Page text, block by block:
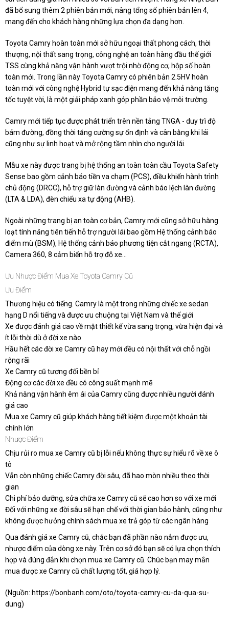
đã bổ sung thêm 2 phiên bản mới, nâng tổng số phiên bản lên 4,
mang đến cho khách hàng những lựa chọn đa dạng hơn.
Toyota Camry hoàn toàn mới sở hữu ngoại thất phong cách, thời
thượng, nội thất sang trọng, công nghệ an toàn hàng đầu thế giới
TSS cùng khả năng vận hành vượt trội nhờ động cơ, hộp số hoàn
toàn mới. Trong lần này Toyota Camry có phiên bản 2.5HV hoàn
toàn mới với công nghệ Hybrid tự sạc điện mang đến khả năng tăng
tốc tuyệt vời, là một giải pháp xanh góp phần bảo vệ môi trường.
Camry mới tiếp tục được phát triển trên nền tảng TNGA - duy trì độ
bám đường, đồng thời tăng cường sự ổn định và cân bằng khi lái
cũng như sự linh hoạt và mở rộng tầm nhìn cho người lái.
Mẫu xe này được trang bị hệ thống an toàn toàn cầu Toyota Safety
Sense bao gồm cảnh báo tiền va chạm (PCS), điều khiển hành trình
chủ động (DRCC), hỗ trợ giữ làn đường và cảnh báo lệch làn đường
(LTA & LDA), đèn chiếu xa tự động (AHB).
Ngoài những trang bị an toàn cơ bản, Camry mới cũng sở hữu hàng
loạt tính năng tiên tiến hỗ trợ người lái bao gồm Hệ thống cảnh báo
điểm mù (BSM), Hệ thống cảnh báo phương tiện cắt ngang (RCTA),
Camera 360, 8 cảm biến hỗ trợ đỗ xe…
Ưu Nhược Điểm Mua Xe Toyota Camry Cũ
Ưu Điểm
Thương hiệu có tiếng. Camry là một trong những chiếc xe sedan
hạng D nổi tiếng và được ưu chuộng tại Việt Nam và thế giới
Xe được đánh giá cao về mặt thiết kế vừa sang trọng, vừa hiện đại và
ít lỗi thời dù ở đời xe nào
Hầu hết các đời xe Camry cũ hay mới đều có nội thất với chỗ ngồi
rộng rãi
Xe Camry cũ tương đối bền bỉ
Động cơ các đời xe đều có công suất mạnh mẽ
Khả năng vận hành êm ái của Camry cũng được nhiều người đánh
giá cao
Mua xe Camry cũ giúp khách hàng tiết kiệm được một khoản tài
chính lớn
Nhược Điểm
Chịu rủi ro mua xe Camry cũ bị lỗi nếu không thực sự hiểu rõ về xe ô
tô
Vẫn còn những chiếc Camry đời sâu, đã hao mòn nhiều theo thời
gian
Chi phí bảo dưỡng, sửa chữa xe Camry cũ sẽ cao hơn so với xe mới
Đối với những xe đời sâu sẽ hạn chế với thời gian bảo hành, cũng như
không được hưởng chính sách mua xe trả góp từ các ngân hàng
Qua đánh giá xe Camry cũ, chắc bạn đã phần nào nắm được ưu,
nhược điểm của dòng xe này. Trên cơ sở đó bạn sẽ có lựa chọn thích
hợp và đúng đắn khi chọn mua xe Camry cũ. Chúc bạn may mắn
mua được xe Camry cũ chất lượng tốt, giá hợp lý.
(Nguồn: https://bonbanh.com/oto/toyota-camry-cu-da-qua-su-
dung)